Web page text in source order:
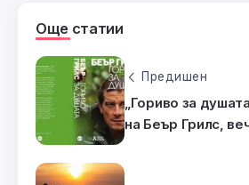
Още статии
Предишен
„Гориво за
на Беър Грилс,